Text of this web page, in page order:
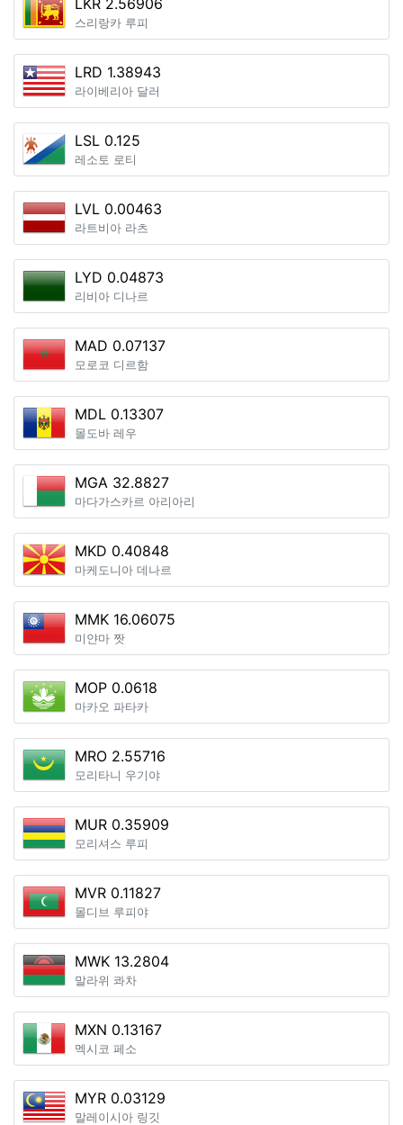
LKR 2.56906
스리랑카 루피
LRD 1.38943
라이베리아 달러
LSL 0.125
레소토 로티
LVL 0.00463
라트비아 라츠
LYD 0.04873
리비아 디나르
MAD 0.07137
모로코 디르함
MDL 0.13307
몰도바 레우
MGA 32.8827
마다가스카르 아리아리
MKD 0.40848
마케도니아 데나르
MMK 16.06075
미얀마 짯
MOP 0.0618
마카오 파타카
MRO 2.55716
모리타니 우기야
MUR 0.35909
모리셔스 루피
MVR 0.11827
몰디브 루피야
MWK 13.2804
말라위 콰차
MXN 0.13167
멕시코 페소
MYR 0.03129
말레이시아 링깃